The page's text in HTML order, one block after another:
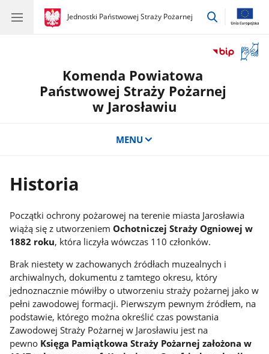
gov.pl
Jednostki Państwowej Straży Pożarnej
gov.pl
Jednostki
przejdź
okno
Komenda Powiatowa
Państwowej Straży Pożarnej
w Jarosławiu
MENU
Historia
Początki ochrony pożarowej na terenie miasta Jarosławia
wiążą się z utworzeniemOchotniczej Straży Ogniowej w
1882 roku, która liczyła wówczas 110 członków.
Brak niestety w zachowanych źródłach muzealnych i
archiwalnych, dokumentu z tamtego okresu, który
jednoznacznie mówiłby o utworzeniu straży pożarnej jako w
pełni zawodowej formacji. Pierwszym pewnym źródłem, na
podstawie, którego można określić czas powstania
Zawodowej Straży Pożarnej w Jarosławiu jest na
pewno Księga Pamiątkowa Straży Pożarnej założona w